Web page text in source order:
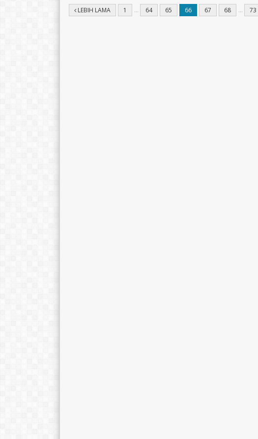
LEBIH LAMA 1 … 64 65 66 67 68 … 73